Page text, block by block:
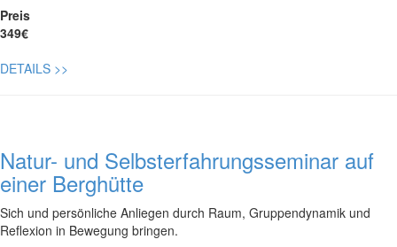
Preis
349€
DETAILS >>
Natur- und Selbsterfahrungsseminar auf
einer Berghütte
Sich und persönliche Anliegen durch Raum, Gruppendynamik und
Reflexion in Bewegung bringen.